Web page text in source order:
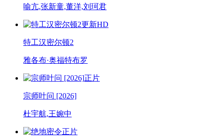
喻亢,张新童,董洋,刘珂君
更新HD
特工汉密尔顿2
雅各布·奥福特布罗
正片
宗师叶问 [2026]
杜宇航,王婉中
正片